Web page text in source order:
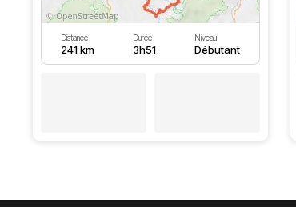
Distance
241 km
Durée
3h51
Niveau
Débutant